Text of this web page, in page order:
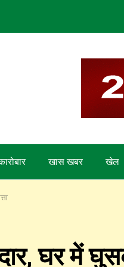
खास खबर खेल
घर में